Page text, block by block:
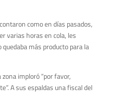
como en días pasados,
varias horas en cola, les
más producto para la
imploró “por favor,
A sus espaldas una fiscal del